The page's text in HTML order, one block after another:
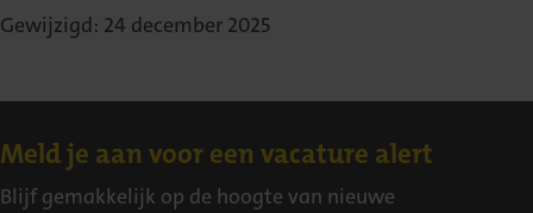
Gewijzigd: 24 december 2025
Contact
Meld je aan voor een vacature alert
Blijf gemakkelijk op de hoogte van nieuwe